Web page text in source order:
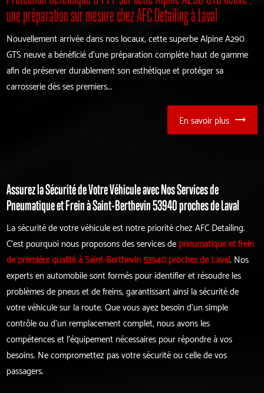
une préparation sur mesure chez AFC Detailing à Laval
Nouvellement arrivée dans nos locaux, cette superbe Alpine A290
GTS neuve a bénéficié d’une préparation complète haut de gamme
afin de préserver durablement son esthétique et protéger sa
carrosserie dès ses premiers...
En savoir plus
Assurez la Sécurité de Votre Véhicule avec Nos Services de
Pneumatique et Frein à Saint-Berthevin 53940 proches de Laval
La sécurité de votre véhicule est notre priorité chez AFC Detailing.
C'est pourquoi nous proposons des services depneumatique et frein
de première qualité à Saint-Berthevin 53940 proches de Laval. Nos
experts en automobile sont formés pour identifier et résoudre les
problèmes de pneus et de freins, garantissant ainsi la sécurité de
votre véhicule sur la route. Que vous ayez besoin d'un simple
contrôle ou d'un remplacement complet, nous avons les
compétences et l'équipement nécessaires pour répondre à vos
besoins. Ne compromettez pas votre sécurité ou celle de vos
passagers.